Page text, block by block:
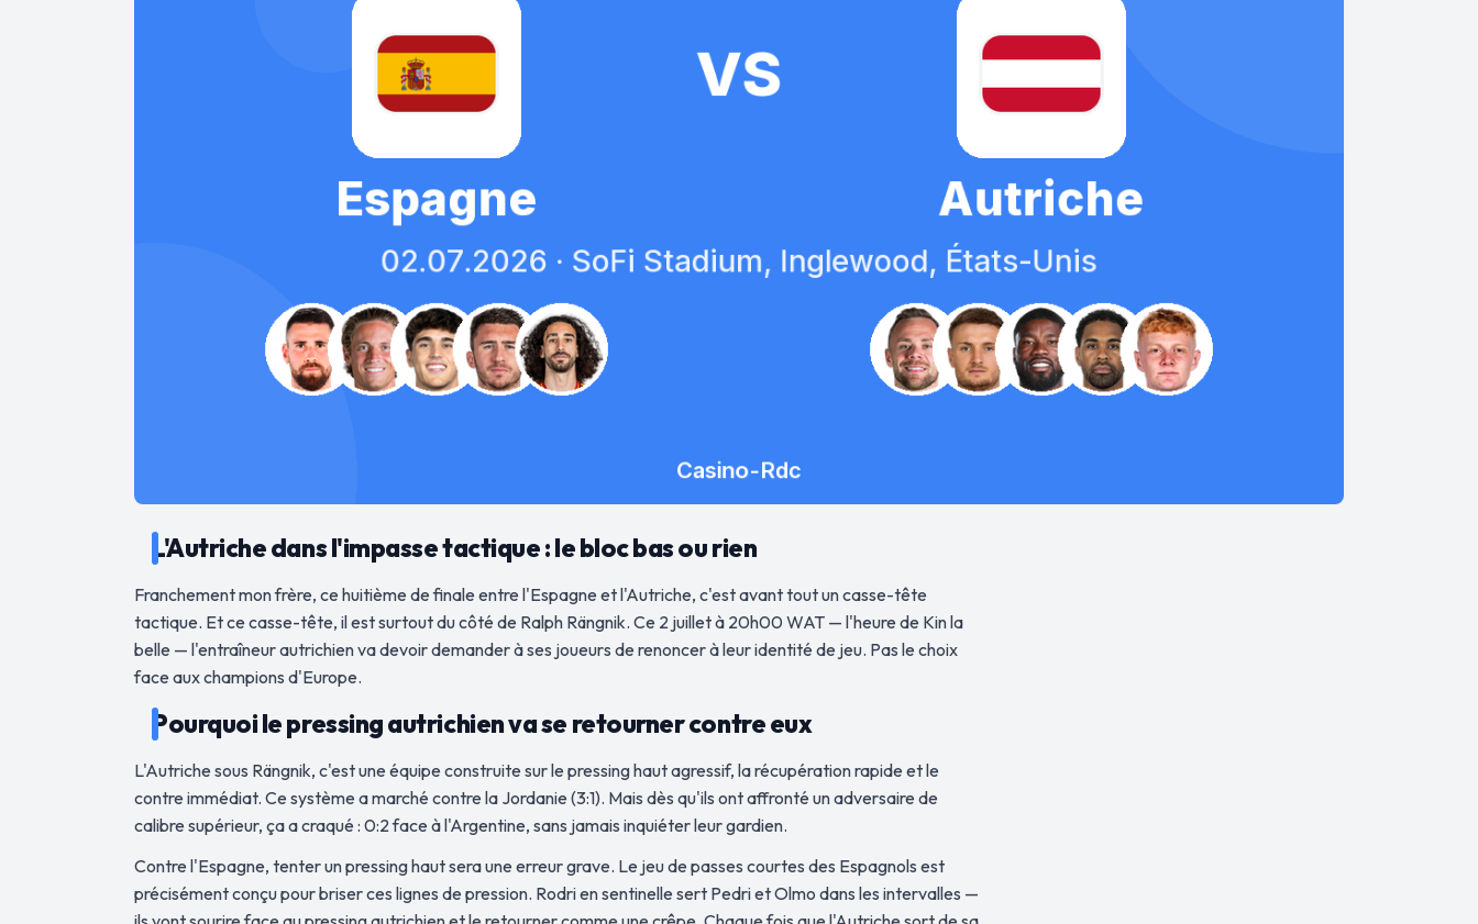
L'Autriche dans l'impasse tactique : le bloc bas ou rien
Franchement mon frère, ce huitième de finale entre l'Espagne et l'Autriche, c'est avant tout un casse-tête
tactique. Et ce casse-tête, il est surtout du côté de Ralph Rängnik. Ce 2 juillet à 20h00 WAT — l'heure de Kin la
belle — l'entraîneur autrichien va devoir demander à ses joueurs de renoncer à leur identité de jeu. Pas le choix
face aux champions d'Europe.
Pourquoi le pressing autrichien va se retourner contre eux
L'Autriche sous Rängnik, c'est une équipe construite sur le pressing haut agressif, la récupération rapide et le
contre immédiat. Ce système a marché contre la Jordanie (3:1). Mais dès qu'ils ont affronté un adversaire de
calibre supérieur, ça a craqué : 0:2 face à l'Argentine, sans jamais inquiéter leur gardien.
Contre l'Espagne, tenter un pressing haut sera une erreur grave. Le jeu de passes courtes des Espagnols est
précisément conçu pour briser ces lignes de pression. Rodri en sentinelle sert Pedri et Olmo dans les intervalles —